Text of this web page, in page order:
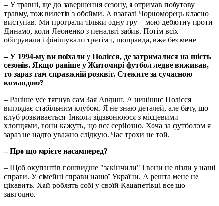
– У травні, ще до завершення сезону, я отримав побутову
травму, тож вилетів з обойми. А взагалі Чорноморець класно
виступав. Ми програли тільки одну гру – мою дебютну проти
Динамо, коли Леоненко з пенальті забив. Потім всіх
обігрували і фінішували третіми, щоправда, вже без мене.
– У 1994-му ви поїхали у Полісся, де затрималися на шість
сезонів. Якщо раніше у Житомирі футбол ледве виживав,
то зараз там справжній розквіт. Стежите за сучасною
командою?
– Раніше усе тягнув сам Зая Авдиш. А нинішнє Полісся
виглядає стабільним клубом. Я не знаю деталей, але бачу, що
клуб розвивається. Інколи зідзвонююся з місцевими
хлопцями, вони кажуть, що все серйозно. Хоча за футболом я
зараз не надто уважно слідкую. Час трохи не той.
– Про що мрієте насамперед?
– Щоб окупантів пошвидше "закінчили" і вони не лізли у наші
справи. У сімейні справи нашої України. А решта мене не
цікавить. Хай роблять собі у своїй Кацапетівці все що
завгодно.